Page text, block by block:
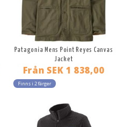
Patagonia Mens Point Reyes Canvas
Jacket
Från SEK 1 838,00
Finns i 2 färger